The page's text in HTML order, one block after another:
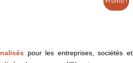
pour les entreprises, sociétés et